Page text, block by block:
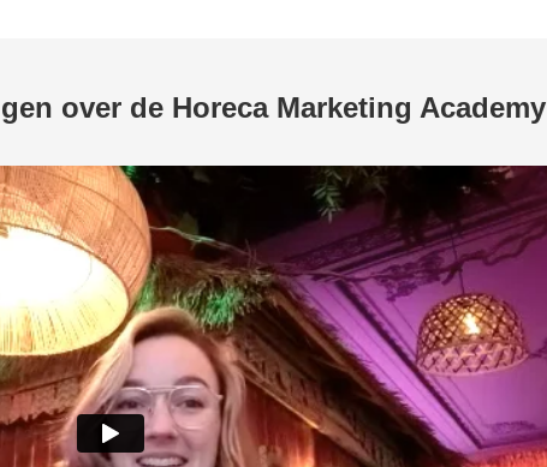
over de Horeca Marketing Academy